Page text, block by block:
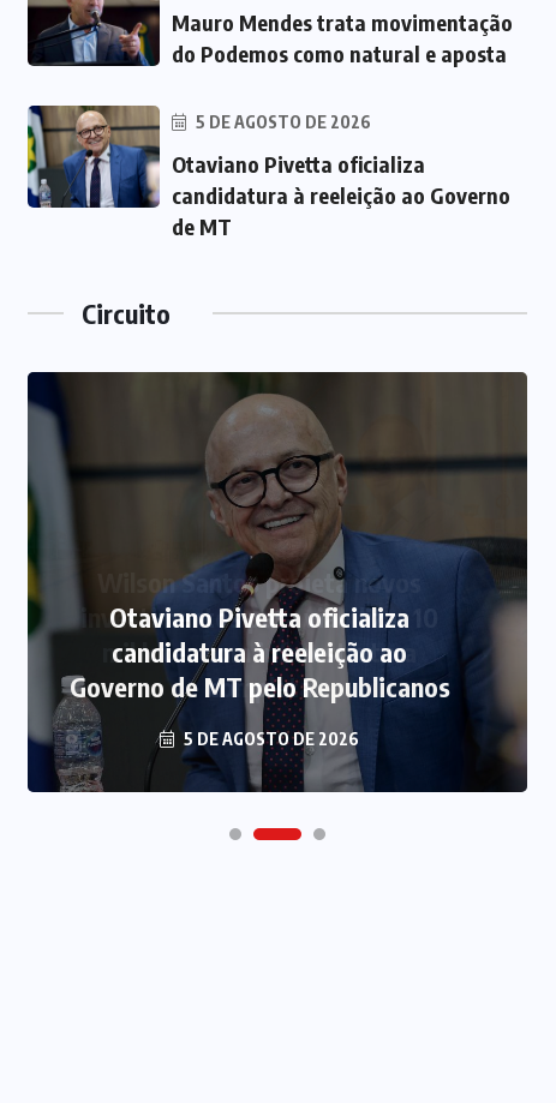
Mauro Mendes trata movimentação
do Podemos como natural e aposta
5 DE AGOSTO DE 2026
Otaviano Pivetta oficializa
candidatura à reeleição ao Governo
de MT
Circuito
Otaviano Pivetta oficializa
candidatura à reeleição ao
Governo de MT pelo Republicanos
5 DE AGOSTO DE 2026